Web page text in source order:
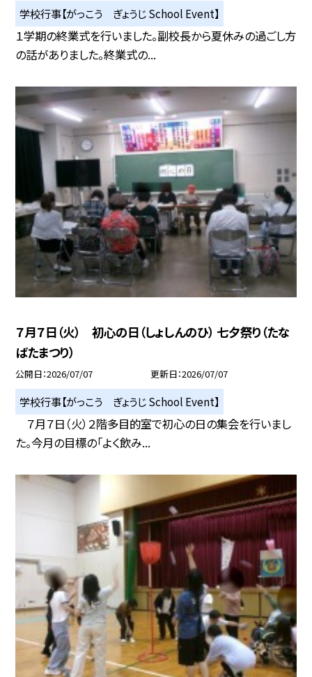
学校行事【がっこう ぎょうじ School Event】
１学期の終業式を行いました。副校長から夏休みの過ごし方
の話がありました。終業式の...
７月７日（火） 初心の日（しょしんのひ） 七夕祭り（たな
ばたまつり）
公開日 2026/07/07 更新日 2026/07/07
学校行事【がっこう ぎょうじ School Event】
７月７日（火）２階多目的室で初心の日の集会を行いまし
た。今月の目標の「よく飲み...